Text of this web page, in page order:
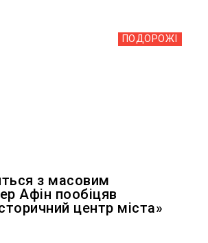
ПОДОРОЖІ
з масовим
Афін пообіцяв
центр міста»